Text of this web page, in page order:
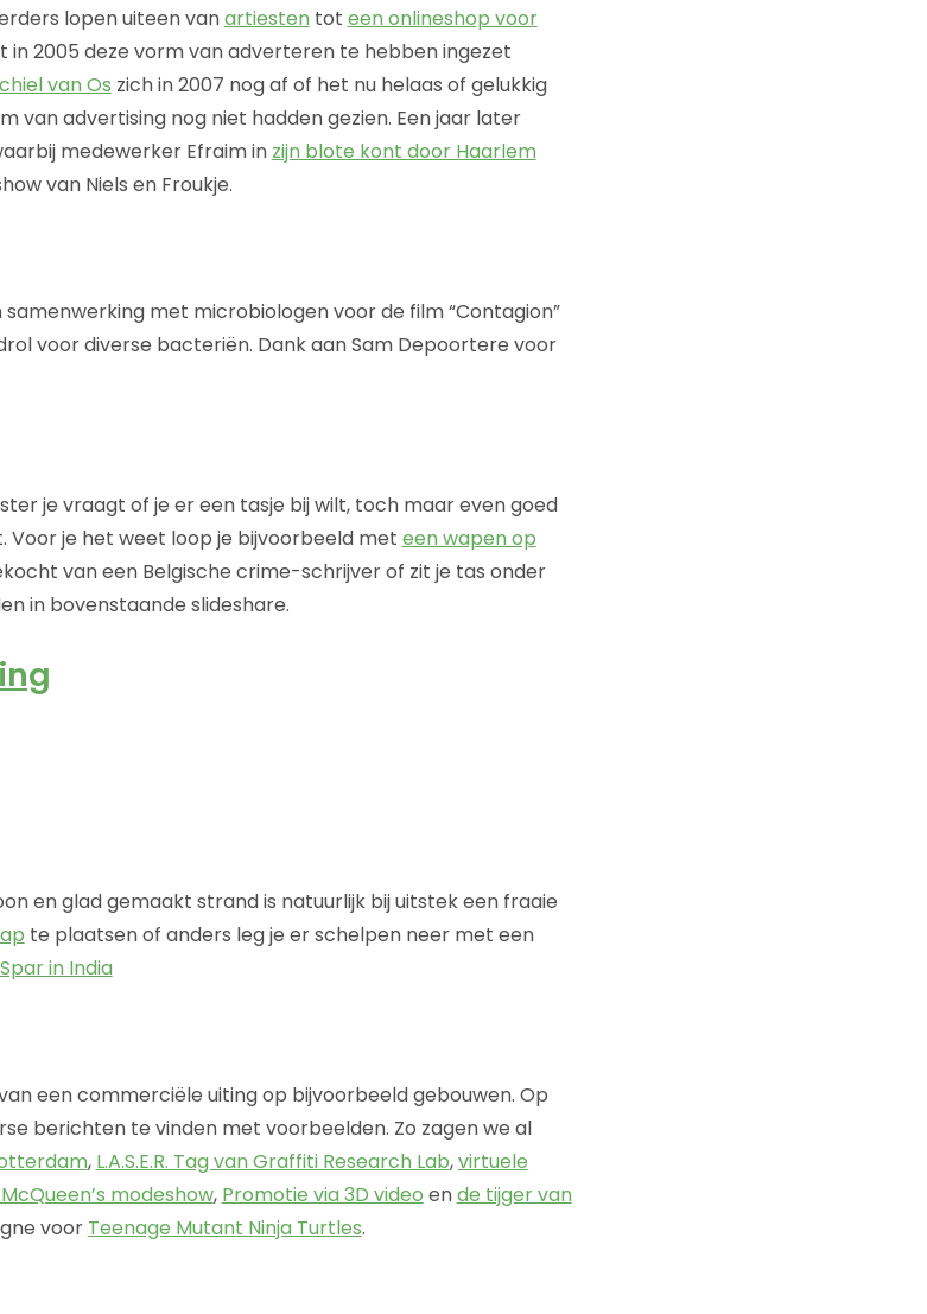
lopen uiteen vanartiesten tot een onlineshop voor
in 2005 deze vorm van adverteren te hebben ingezet
van Os zich in 2007 nog af of het nu helaas of gelukkig
van advertising nog niet hadden gezien. Een jaar later
medewerker Efraim in zijn blote kont door Haarlem
van Niels en Froukje.
met microbiologen voor de film “Contagion”
voor diverse bacteriën. Dank aan Sam Depoortere voor
je vraagt of je er een tasje bij wilt, toch maar even goed
Voor je het weet loop je bijvoorbeeld met een wapen op
van een Belgische crime-schrijver of zit je tas onder
in bovenstaande slideshare.
en glad gemaakt strand is natuurlijk bij uitstek een fraaie
te plaatsen of anders leg je er schelpen neer met een
in India
een commerciële uiting op bijvoorbeeld gebouwen. Op
berichten te vinden met voorbeelden. Zo zagen we al
, L.A.S.E.R. Tag van Graffiti Research Lab,virtuele
modeshow, Promotie via 3D video ende tijger van
voor Teenage Mutant Ninja Turtles.